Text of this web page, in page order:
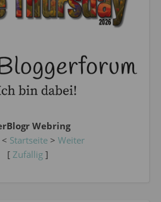
Webring
< Startseite> Weiter
[ Zufällig]